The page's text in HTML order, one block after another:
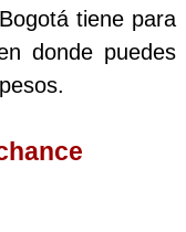
tiene para
donde puedes